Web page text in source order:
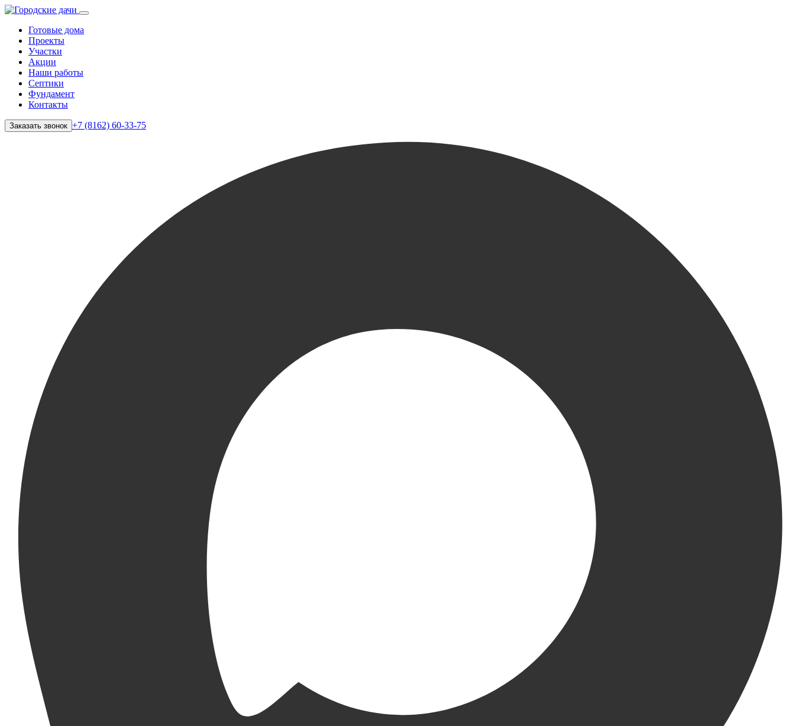
Готовые дома
Проекты
Участки
Акции
Наши работы
Септики
Фундамент
Контакты
Заказать звонок +7 (8162) 60-33-75